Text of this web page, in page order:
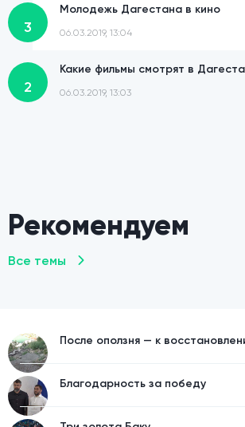
3
Молодежь Дагестана в кино
06.03.2019, 13:04
2
Какие фильмы смотрят в
06.03.2019, 13:03
Рекомендуем
Все темы
После оползня — к
Благодарность за победу